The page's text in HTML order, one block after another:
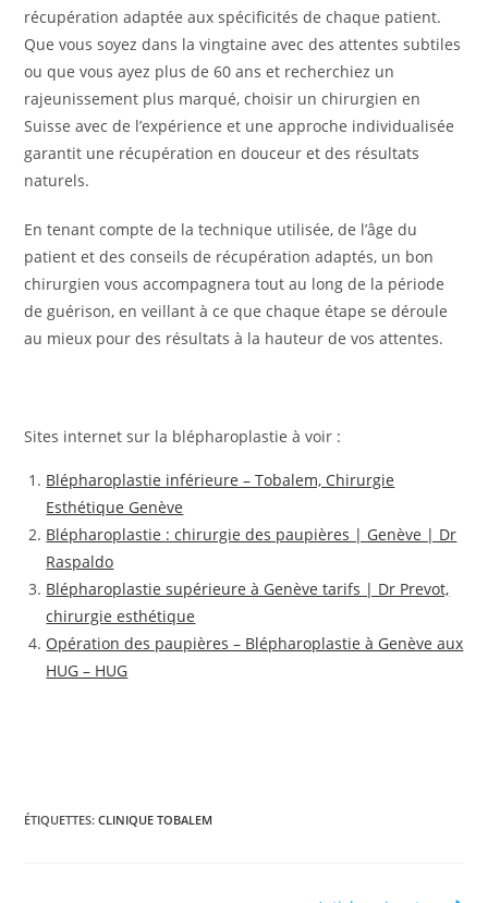
récupération adaptée aux spécificités de chaque patient.
Que vous soyez dans la vingtaine avec des attentes subtiles
ou que vous ayez plus de 60 ans et recherchiez un
rajeunissement plus marqué, choisir un chirurgien en
Suisse avec de l’expérience et une approche individualisée
garantit une récupération en douceur et des résultats
naturels.
En tenant compte de la technique utilisée, de l’âge du
patient et des conseils de récupération adaptés, un bon
chirurgien vous accompagnera tout au long de la période
de guérison, en veillant à ce que chaque étape se déroule
au mieux pour des résultats à la hauteur de vos attentes.
Sites internet sur la blépharoplastie à voir :
Blépharoplastie inférieure – Tobalem, Chirurgie
Esthétique Genève
Blépharoplastie : chirurgie des paupières | Genève | Dr
Raspaldo
Blépharoplastie supérieure à Genève tarifs | Dr Prevot,
chirurgie esthétique
Opération des paupières – Blépharoplastie à Genève aux
HUG – HUG
ÉTIQUETTES:CLINIQUE TOBALEM